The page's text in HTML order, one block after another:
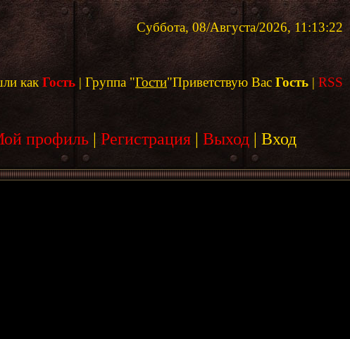
Суббота, 08/Августа/2026, 11:13:22
как Гость | Группа "Гости"Приветствую Вас Гость | RSS
профиль | Регистрация | Выход | Вход